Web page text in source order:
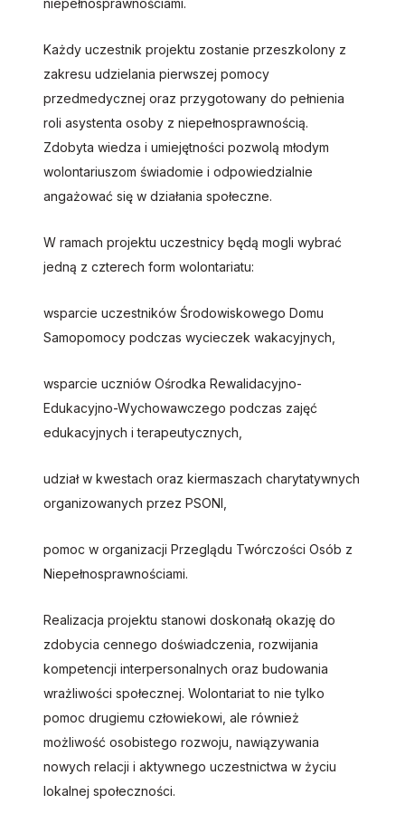
Każdy uczestnik projektu zostanie przeszkolony z
zakresu udzielania pierwszej pomocy
przedmedycznej oraz przygotowany do pełnienia
roli asystenta osoby z niepełnosprawnością.
Zdobyta wiedza i umiejętności pozwolą młodym
wolontariuszom świadomie i odpowiedzialnie
angażować się w działania społeczne.
W ramach projektu uczestnicy będą mogli wybrać
jedną z czterech form wolontariatu:
wsparcie uczestników Środowiskowego Domu
Samopomocy podczas wycieczek wakacyjnych,
wsparcie uczniów Ośrodka Rewalidacyjno-
Edukacyjno-Wychowawczego podczas zajęć
edukacyjnych i terapeutycznych,
udział w kwestach oraz kiermaszach charytatywnych
organizowanych przez PSONI,
pomoc w organizacji Przeglądu Twórczości Osób z
Niepełnosprawnościami.
Realizacja projektu stanowi doskonałą okazję do
zdobycia cennego doświadczenia, rozwijania
kompetencji interpersonalnych oraz budowania
wrażliwości społecznej. Wolontariat to nie tylko
pomoc drugiemu człowiekowi, ale również
możliwość osobistego rozwoju, nawiązywania
nowych relacji i aktywnego uczestnictwa w życiu
lokalnej społeczności.